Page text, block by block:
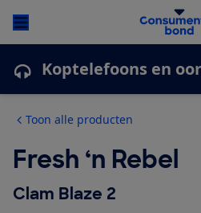
Koptelefoons en
Toon alle producten
Fresh ‘n Rebel
Clam Blaze 2